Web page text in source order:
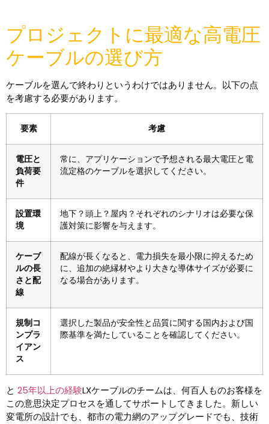
プロジェクトに最適な高電圧
ケーブルの選び方
ケーブルを選んで終わりというわけではありません。以下の点
を考慮する必要があります。
要素 考慮
電圧と
負荷要
件
常に、アプリケーションで予想される最大電圧と電
流定格のケーブルを選択してください。
設置環
境
地下？頭上？屋内？それぞれのシナリオは必要な保
護対策に影響を与えます。
ケーブ
ルの長
さと配
線
配線が長くなると、電力損失を最小限に抑えるため
に、追加の絶縁材やより大きな導体サイズが必要に
なる場合があります。
規制コ
ンプラ
イアン
ス
選択した製品が安全性と品質に関する国内および国
際基準を満たしていることを確認してください。
と 25年以上の経験LXケーブルのチームは、何百人ものお客様を
この意思決定プロセスを通してサポートしてきました。新しい
変電所の設計でも、都市の電力網のアップグレードでも、技術